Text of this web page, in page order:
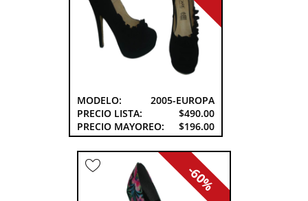
MODELO:
2005-EUROPA
PRECIO LISTA:
$490.00
PRECIO MAYOREO:
$196.00
-60%